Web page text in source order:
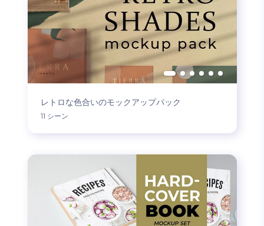
レトロな色合いのモックアップパック
11 シーン